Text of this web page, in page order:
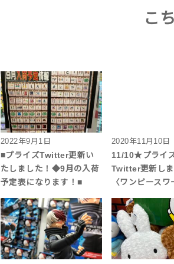
こ
2022年9月1日
■プライズTwitter更新い
たしました！◆9月の入荷
予定表になります！■
2020年11月10日
11/10★プライ
Twitter更新し
〈ワンピース